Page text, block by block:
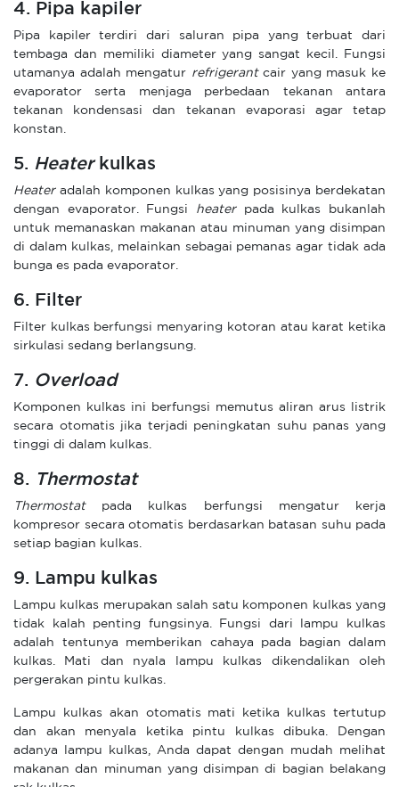
4. Pipa kapiler
Pipa kapiler terdiri dari saluran pipa yang terbuat dari
tembaga dan memiliki diameter yang sangat kecil. Fungsi
utamanya adalah mengatur refrigerantcair yang masuk ke
evaporator serta menjaga perbedaan tekanan antara
tekanan kondensasi dan tekanan evaporasi agar tetap
konstan.
5. Heater kulkas
Heateradalah komponen kulkas yang posisinya berdekatan
dengan evaporator. Fungsi heater
pada kulkas bukanlah
untuk memanaskan makanan atau minuman yang disimpan
di dalam kulkas, melainkan sebagai pemanas agar tidak ada
bunga es pada evaporator.
6. Filter
Filter kulkas berfungsi menyaring kotoran atau karat ketika
sirkulasi sedang berlangsung.
7. Overload
Komponen kulkas ini berfungsi memutus aliran arus listrik
secara otomatis jika terjadi peningkatan suhu panas yang
tinggi di dalam kulkas.
8. Thermostat
Thermostat pada kulkas berfungsi mengatur kerja
kompresor secara otomatis berdasarkan batasan suhu pada
setiap bagian kulkas.
9. Lampu kulkas
Lampu kulkas merupakan salah satu komponen kulkas yang
tidak kalah penting fungsinya. Fungsi dari lampu kulkas
adalah tentunya memberikan cahaya pada bagian dalam
kulkas. Mati dan nyala lampu kulkas dikendalikan oleh
pergerakan pintu kulkas.
Lampu kulkas akan otomatis mati ketika kulkas tertutup
dan akan menyala ketika pintu kulkas dibuka. Dengan
adanya lampu kulkas, Anda dapat dengan mudah melihat
makanan dan minuman yang disimpan di bagian belakang